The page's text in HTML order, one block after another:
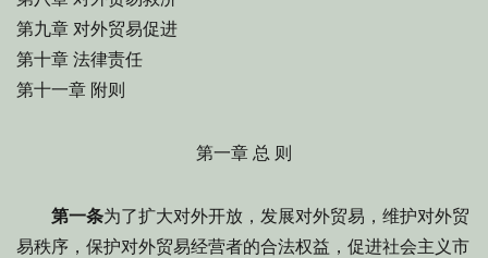
第九章 对外贸易促进
第十章 法律责任
第十一章 附则
第一章 总 则
第一条为了扩大对外开放，发展对外贸易，维护对外贸
易秩序，保护对外贸易经营者的合法权益，促进社会主义市